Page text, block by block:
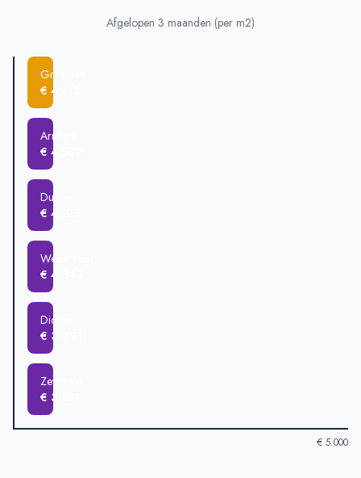
€ 491.560
Arnhem
Zevenaar
Westervoort
Afgelopen 3 maanden (per m2)
Groessen
€ 4.712
Arnhem
€ 4.532
Duiven
€ 4.125
Westervoort
€ 4.043
Didam
€ 3.991
Zevenaar
€ 3.552
€ 5.000